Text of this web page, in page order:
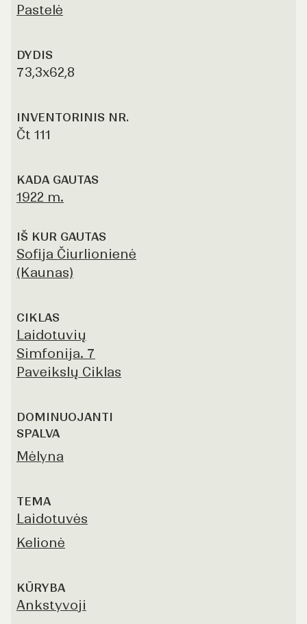
Pastelė
DYDIS
73,3x62,8
INVENTORINIS NR.
Čt 111
KADA GAUTAS
1922 m.
IŠ KUR GAUTAS
Sofija Čiurlionienė
(Kaunas)
CIKLAS
Laidotuvių
Simfonija. 7
Paveikslų Ciklas
DOMINUOJANTI
SPALVA
Mėlyna
TEMA
Laidotuvės
Kelionė
KŪRYBA
Ankstyvoji